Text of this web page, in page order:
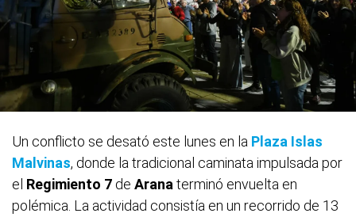
Un conflicto se desató este lunes en la Plaza Islas
Malvinas, donde la tradicional caminata impulsada por
el Regimiento 7 de Arana terminó envuelta en
polémica. La actividad consistía en un recorrido de 13